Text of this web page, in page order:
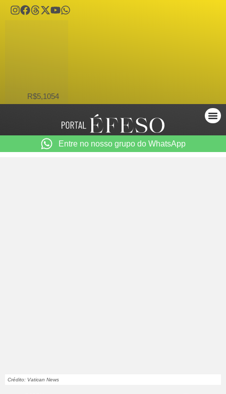
R$5,1054
Entre no nosso grupo do WhatsApp
Crédito: Vatican News